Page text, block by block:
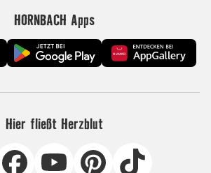
HORNBACH Apps
Hier fließt Herzblut